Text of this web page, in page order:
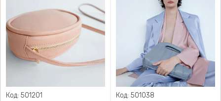
Код: 501201
Код: 501038